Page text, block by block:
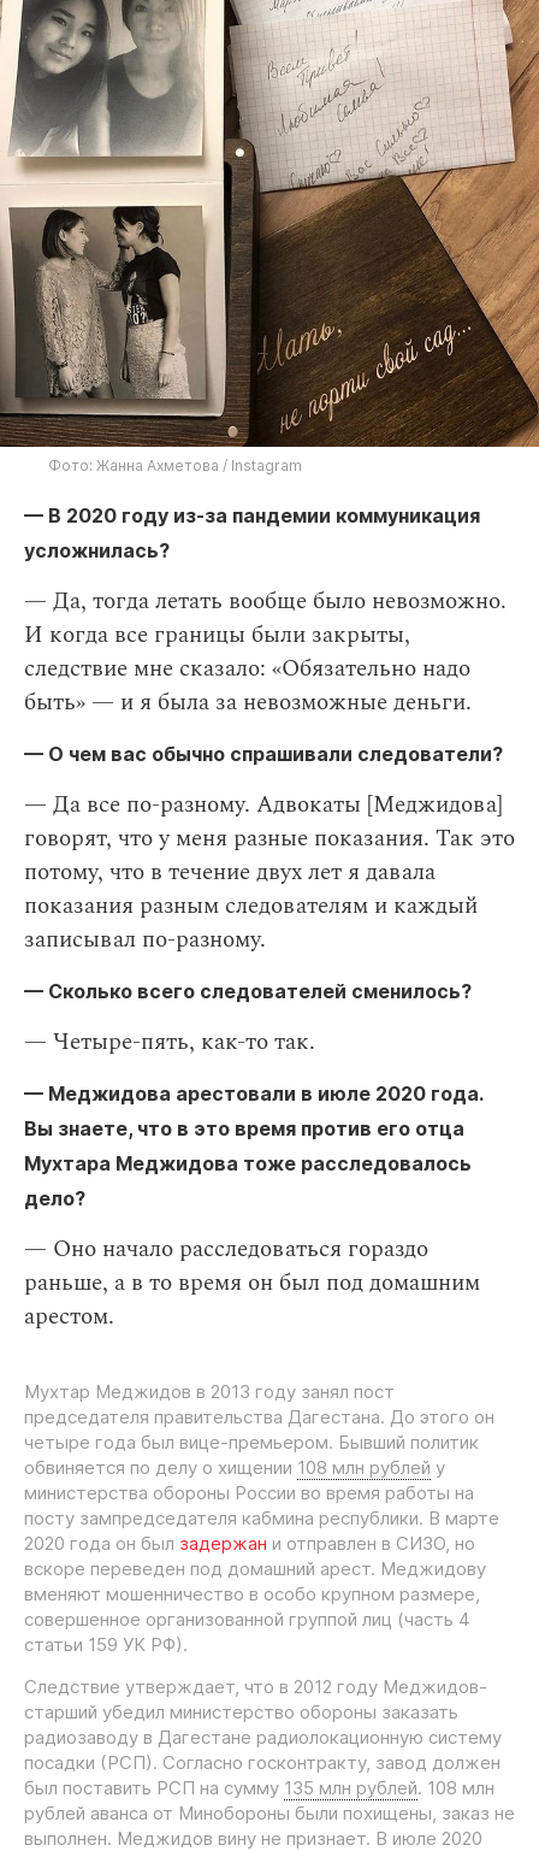
Фото: Жанна Ахметова / Instagram
— В 2020 году из-за пандемии коммуникация
усложнилась?
— Да, тогда летать вообще было невозможно.
И когда все границы были закрыты,
следствие мне сказало: «Обязательно надо
быть» — и я была за невозможные деньги.
— О чем вас обычно спрашивали следователи?
— Да все по-разному. Адвокаты [Меджидова]
говорят, что у меня разные показания. Так это
потому, что в течение двух лет я давала
показания разным следователям и каждый
записывал по-разному.
— Сколько всего следователей сменилось?
— Четыре-пять, как-то так.
— Меджидова арестовали в июле 2020 года.
Вы знаете, что в это время против его отца
Мухтара Меджидова тоже расследовалось
дело?
— Оно начало расследоваться гораздо
раньше, а в то время он был под домашним
арестом.
Мухтар Меджидов в 2013 году занял пост
председателя правительства Дагестана. До этого он
четыре года был вице-премьером. Бывший политик
обвиняется по делу о хищении 108 млн рублей у
министерства обороны России во время работы на
посту зампредседателя кабмина республики. В марте
2020 года он был задержан и отправлен в СИЗО, но
вскоре переведен под домашний арест. Меджидову
вменяют мошенничество в особо крупном размере,
совершенное организованной группой лиц (часть 4
статьи 159 УК РФ).
Следствие утверждает, что в 2012 году Меджидов-
старший убедил министерство обороны заказать
радиозаводу в Дагестане радиолокационную систему
посадки (РСП). Согласно госконтракту, завод должен
был поставить РСП на сумму 135 млн рублей. 108 млн
рублей аванса от Минобороны были похищены, заказ не
выполнен. Меджидов вину не признает. В июле 2020